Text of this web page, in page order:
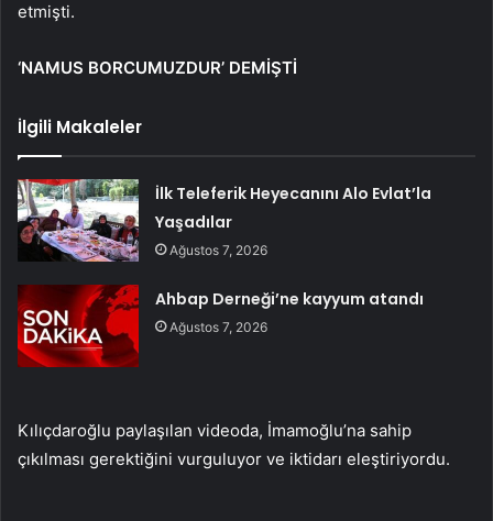
etmişti.
‘NAMUS BORCUMUZDUR’ DEMİŞTİ
İlgili Makaleler
İlk Teleferik Heyecanını Alo Evlat’la
Yaşadılar
Ağustos 7, 2026
Ahbap Derneği’ne kayyum atandı
Ağustos 7, 2026
Kılıçdaroğlu paylaşılan videoda, İmamoğlu’na sahip
çıkılması gerektiğini vurguluyor ve iktidarı eleştiriyordu.